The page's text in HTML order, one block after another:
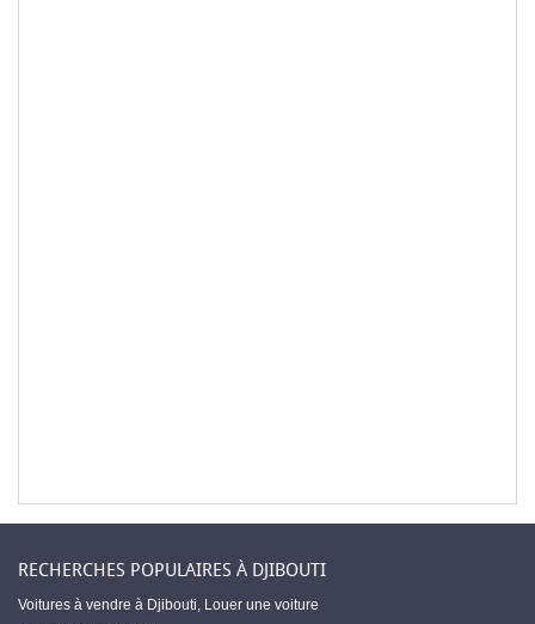
RECHERCHES POPULAIRES À DJIBOUTI
Voitures à vendre à Djibouti, Louer une voiture